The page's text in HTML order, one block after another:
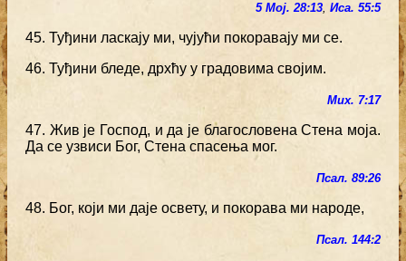
5 Мој. 28:13, Иса. 55:5
45. Туђини ласкају ми, чујући покоравају ми се.
46. Туђини бледе, дрхћу у градовима својим.
Мих. 7:17
47. Жив је Господ, и да је благословена Стена моја.
Да се узвиси Бог, Стена спасења мог.
Псал. 89:26
48. Бог, који ми даје освету, и покорава ми народе,
Псал. 144:2